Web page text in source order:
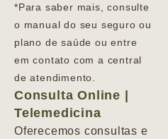
*Para saber mais, consulte
o manual do seu seguro ou
plano de saúde ou entre
em contato com a central
de atendimento.
Consulta Online |
Telemedicina
Oferecemos consultas e